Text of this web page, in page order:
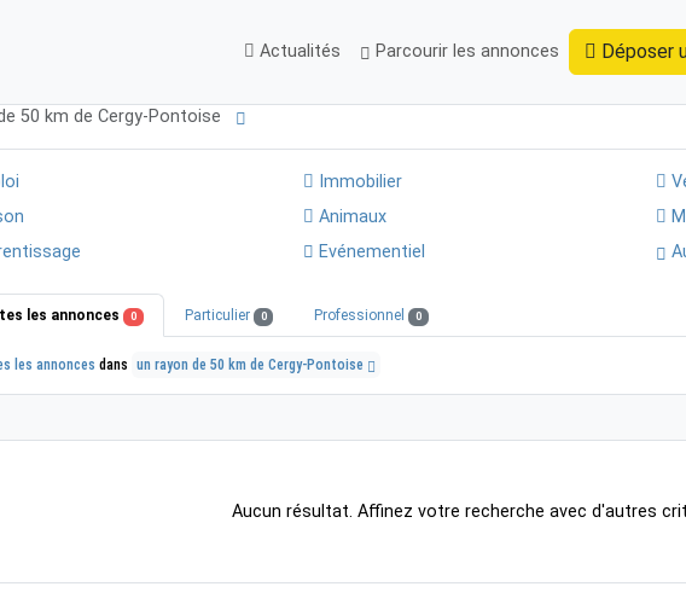
Actualités Parcourir les annonces Déposer
50 km de Cergy-Pontoise
Immobilier
Animaux
Evénementiel
les annonces 0 Particulier 0 Professionnel 0
les annonces dans un rayon de 50 km de Cergy-Pontoise
Aucun résultat. Affinez votre recherche avec d'autres